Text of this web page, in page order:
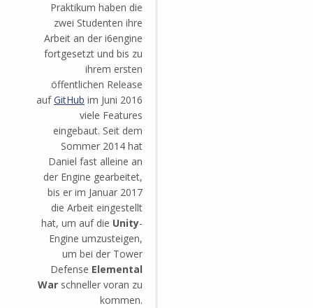
Praktikum haben die
zwei Studenten ihre
Arbeit an der i6engine
fortgesetzt und bis zu
ihrem ersten
öffentlichen Release
aufGitHub im Juni 2016
viele Features
eingebaut. Seit dem
Sommer 2014 hat
Daniel fast alleine an
der Engine gearbeitet,
bis er im Januar 2017
die Arbeit eingestellt
hat, um auf die Unity-
Engine umzusteigen,
um bei der Tower
Defense Elemental
Warschneller voran zu
kommen.